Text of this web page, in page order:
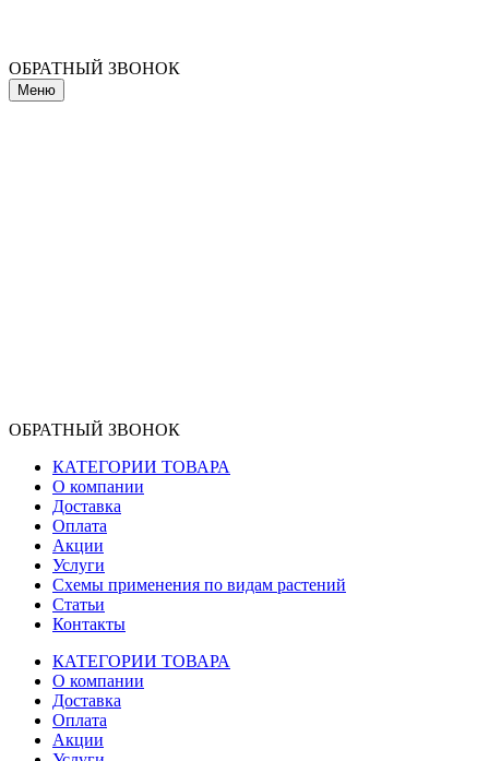
ОБРАТНЫЙ ЗВОНОК
Меню
ОБРАТНЫЙ ЗВОНОК
КАТЕГОРИИ ТОВАРА
О компании
Доставка
Оплата
Акции
Услуги
Схемы применения по видам растений
Статьи
Контакты
КАТЕГОРИИ ТОВАРА
О компании
Доставка
Оплата
Акции